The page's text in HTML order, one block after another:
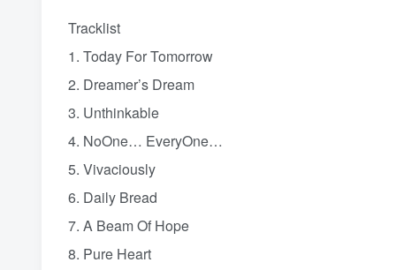
Tracklist
1. Today For Tomorrow
2. Dreamer’s Dream
3. Unthinkable
4. NoOne… EveryOne…
5. Vivaciously
6. Daily Bread
7. A Beam Of Hope
8. Pure Heart